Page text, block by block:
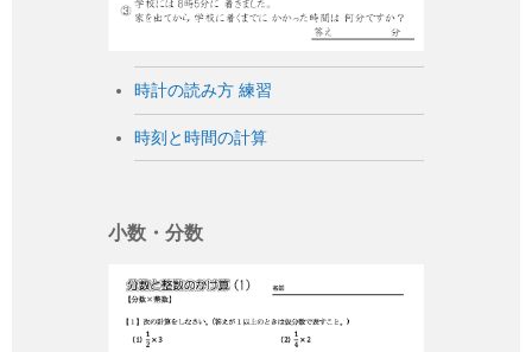
時計の読み方 練習
時刻と時間の計算
小数・分数